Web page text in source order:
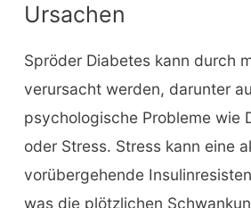
Ursachen
Spröder Diabetes kann durch
verursacht werden, darunter
psychologische Probleme wie
oder Stress. Stress kann eine
vorübergehende
was die plötzlichen